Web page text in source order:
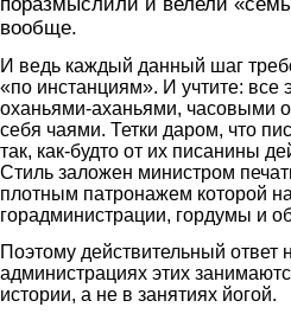
вообще.
И ведь каждый данный шаг
«по инстанциям». И учтите: все
оханьями-аханьями, часовыми
себя чаями. Тетки даром, что
так, как-будто от их писанины
Стиль заложен министром
плотным патронажем которой
горадминистрации, гордумы и
Поэтому действительный ответ
администрациях этих
истории, а не в занятиях йогой.